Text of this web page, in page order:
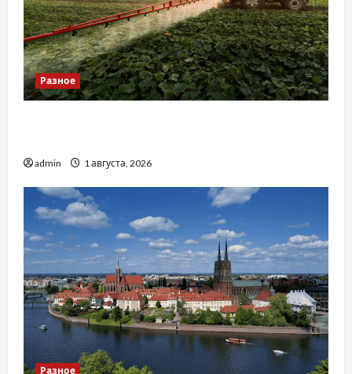
Разное
admin 1 августа, 2026
Разное